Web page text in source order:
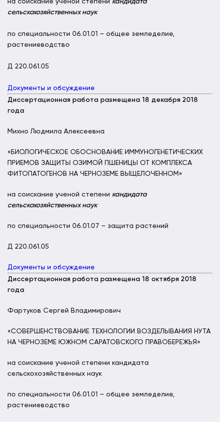
на соискание ученой степени кандидата
сельскохозяйственных наук
по специальности 06.01.01 – общее земледелие,
растениеводство
Д 220.061.05
Документы и обсуждение
Диссертационная работа размещена 18 декабря 2018
года
Михно Людмила Алексеевна
«БИОЛОГИЧЕСКОЕ ОБОСНОВАНИЕ ИММУНОГЕНЕТИЧЕСКИХ
ПРИЕМОВ ЗАЩИТЫ ОЗИМОЙ ПШЕНИЦЫ ОТ КОМПЛЕКСА
ФИТОПАТОГЕНОВ НА ЧЕРНОЗЕМЕ ВЫЩЕЛОЧЕННОМ»
на соискание ученой степени кандидата
сельскохозяйственных наук
по специальности 06.01.07 – защита растений
Д 220.061.05
Документы и обсуждение
Диссертационная работа размещена 18 октября 2018
года
Фартуков Сергей Владимирович
«СОВЕРШЕНСТВОВАНИЕ ТЕХНОЛОГИИ ВОЗДЕЛЫВАНИЯ НУТА
НА ЧЕРНОЗЕМЕ ЮЖНОМ САРАТОВСКОГО ПРАВОБЕРЕЖЬЯ»
на соискание ученой степени кандидата
сельскохозяйственных наук
по специальности 06.01.01 – общее земледелие,
растениеводство